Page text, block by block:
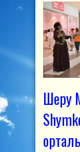
Шеру